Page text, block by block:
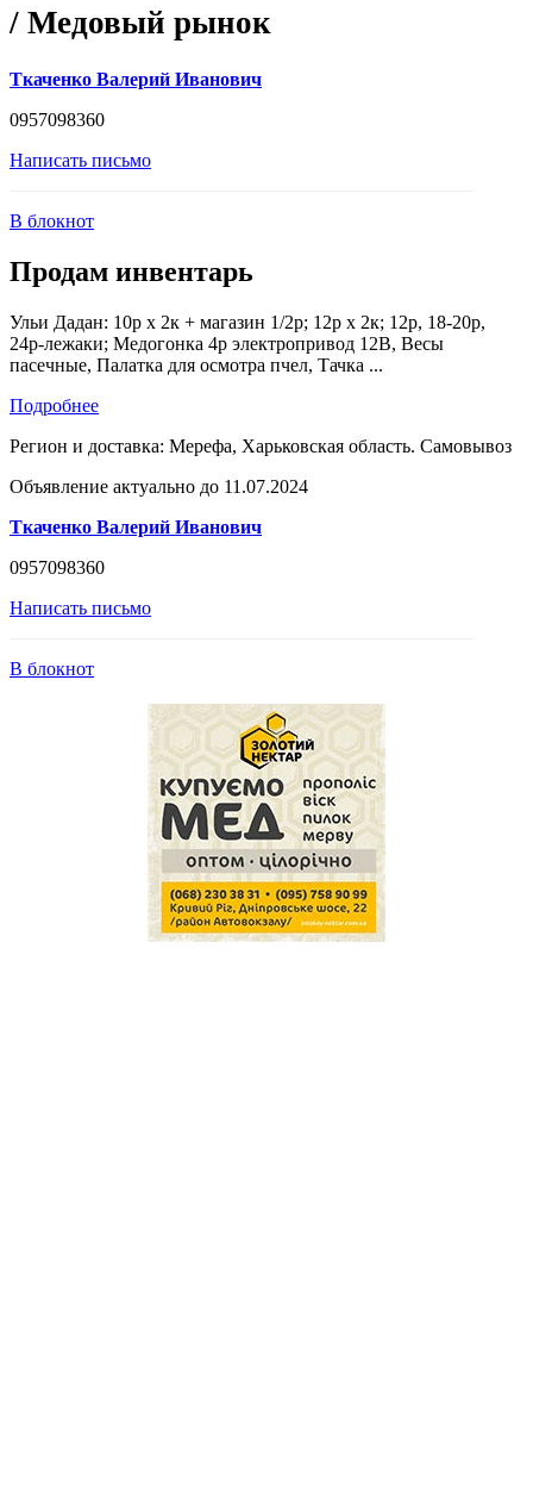
/ Медовый рынок
Ткаченко Валерий Иванович
0957098360
Написать письмо
В блокнот
Продам инвентарь
Ульи Дадан: 10р х 2к + магазин 1/2р; 12р х 2к; 12р, 18-20р,
24р-лежаки; Медогонка 4р электропривод 12В, Весы
пасечные, Палатка для осмотра пчел, Тачка ...
Подробнее
Регион и доставка: Мерефа, Харьковская область. Самовывоз
Объявление актуально до 11.07.2024
Ткаченко Валерий Иванович
0957098360
Написать письмо
В блокнот